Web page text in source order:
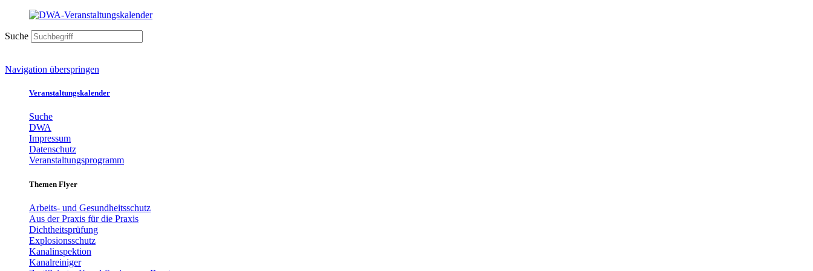
Suche
Navigation überspringen
Veranstaltungskalender
Suche
DWA
Impressum
Datenschutz
Veranstaltungsprogramm
Themen Flyer
Arbeits- und Gesundheitsschutz
Aus der Praxis für die Praxis
Dichtheitsprüfung
Explosionsschutz
Kanalinspektion
Kanalreiniger